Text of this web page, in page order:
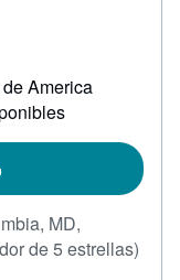
America
MD,
de 5 estrellas)